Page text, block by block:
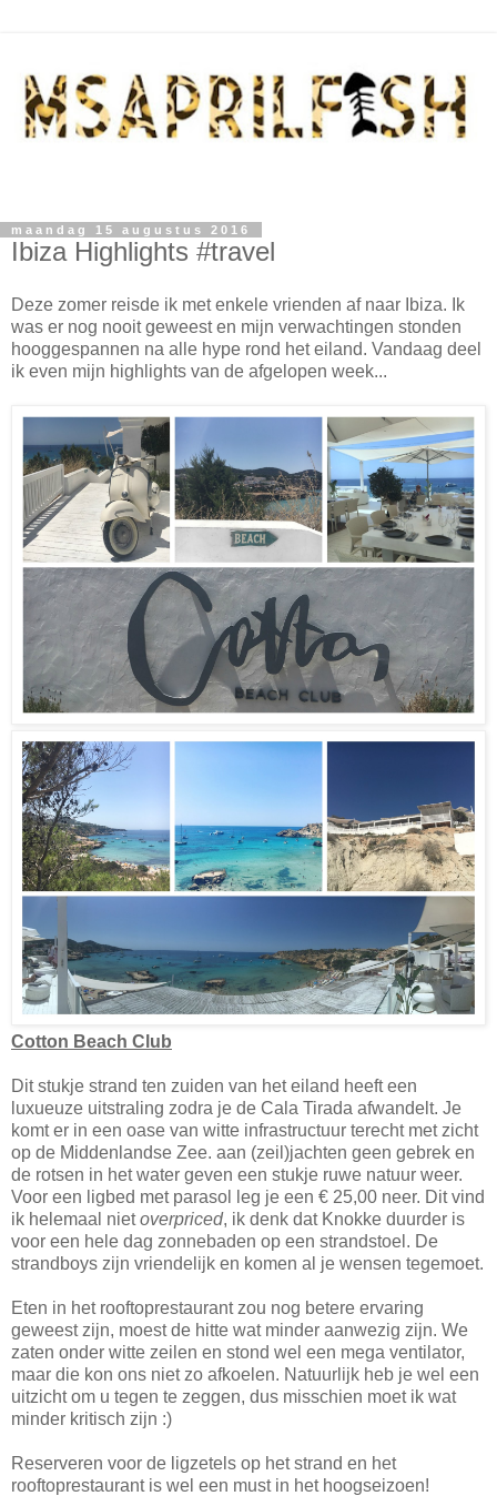
maandag 15 augustus 2016
Ibiza Highlights #travel
Deze zomer reisde ik met enkele vrienden af naar Ibiza. Ik
was er nog nooit geweest en mijn verwachtingen stonden
hooggespannen na alle hype rond het eiland. Vandaag deel
ik even mijn highlights van de afgelopen week...
Cotton Beach Club
Dit stukje strand ten zuiden van het eiland heeft een
luxueuze uitstraling zodra je de Cala Tirada afwandelt. Je
komt er in een oase van witte infrastructuur terecht met zicht
op de Middenlandse Zee. aan (zeil)jachten geen gebrek en
de rotsen in het water geven een stukje ruwe natuur weer.
Voor een ligbed met parasol leg je een € 25,00 neer. Dit vind
ik helemaal nietoverpriced, ik denk dat Knokke duurder is
voor een hele dag zonnebaden op een strandstoel. De
strandboys zijn vriendelijk en komen al je wensen tegemoet.
Eten in het rooftoprestaurant zou nog betere ervaring
geweest zijn, moest de hitte wat minder aanwezig zijn. We
zaten onder witte zeilen en stond wel een mega ventilator,
maar die kon ons niet zo afkoelen. Natuurlijk heb je wel een
uitzicht om u tegen te zeggen, dus misschien moet ik wat
minder kritisch zijn :)
Reserveren voor de ligzetels op het strand en het
rooftoprestaurant is wel een must in het hoogseizoen!